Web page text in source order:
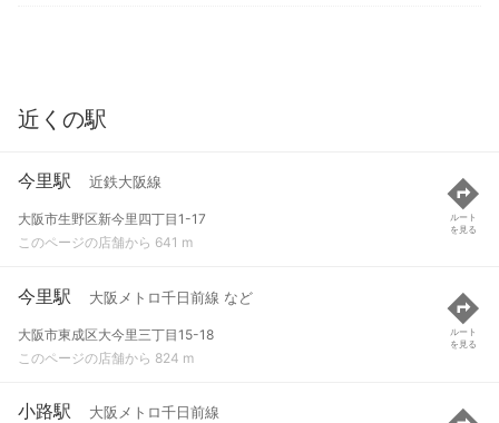
近くの駅
今里駅 近鉄大阪線
大阪市生野区新今里四丁目1-17
このページの店舗から 641 m
ルート
を見る
今里駅 大阪メトロ千日前線 など
大阪市東成区大今里三丁目15-18
このページの店舗から 824 m
ルート
を見る
小路駅 大阪メトロ千日前線